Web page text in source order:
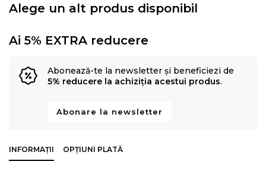
Alege un alt produs disponibil
Ai 5% EXTRA reducere
Abonează-te la newsletter și beneficiezi de
5% reducere la achiziția acestui produs.
Abonare la newsletter
INFORMAȚII OPȚIUNI PLATĂ